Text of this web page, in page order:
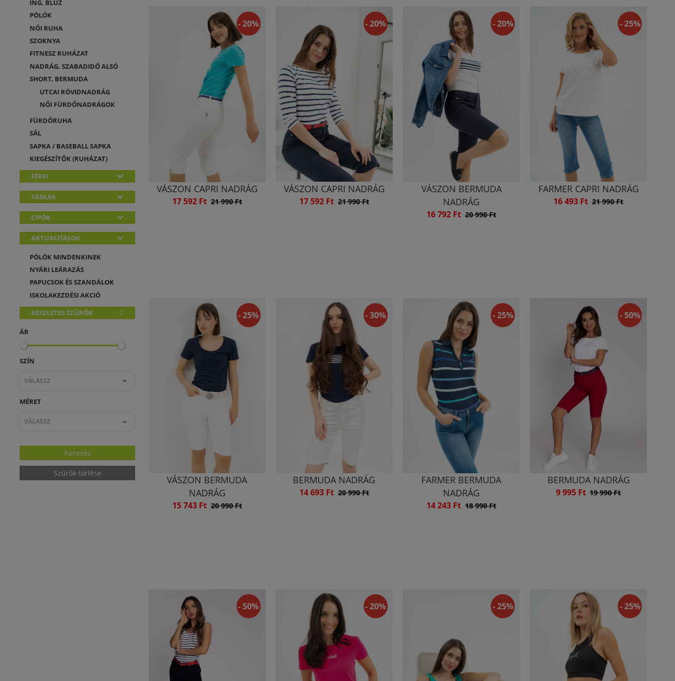
ING, BLÚZ
PÓLÓK
NŐI RUHA
SZOKNYA
FITNESZ RUHÁZAT
NADRÁG, SZABADIDŐ ALSÓ
SHORT, BERMUDA
UTCAI RÖVIDNADRÁG
NŐI FÜRDŐNADRÁGOK
FÜRDŐRUHA
SÁL
SAPKA / BASEBALL SAPKA
KIEGÉSZÍTŐK (RUHÁZAT)
FÉRFI
TÁSKÁK
CIPŐK
AKTUALITÁSOK
PÓLÓK MINDENKINEK
NYÁRI LEÁRAZÁS
PAPUCSOK ÉS SZANDÁLOK
ISKOLAKEZDÉSI AKCIÓ
RÉSZLETES SZŰRŐK
ÁR
SZÍN
VÁLASSZ
MÉRET
VÁLASSZ
Szűrők törlése
- 20%
VÁSZON CAPRI NADRÁG
17 592 Ft 21 990 Ft
- 20%
VÁSZON CAPRI NADRÁG
17 592 Ft 21 990 Ft
- 20%
VÁSZON BERMUDA
NADRÁG
16 792 Ft 20 990 Ft
- 25%
FARMER CAPRI NADRÁG
16 493 Ft 21 990 Ft
- 25%
VÁSZON BERMUDA
NADRÁG
15 743 Ft 20 990 Ft
- 30%
BERMUDA NADRÁG
14 693 Ft 20 990 Ft
- 25%
FARMER BERMUDA
NADRÁG
14 243 Ft 18 990 Ft
- 50%
BERMUDA NADRÁG
9 995 Ft 19 990 Ft
- 50% - 20% - 25% - 25%